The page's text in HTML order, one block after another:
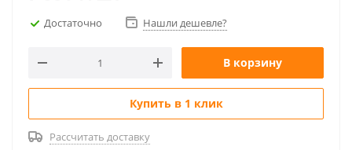
Достаточно Нашли дешевле?
В корзину
Купить в 1 клик
Рассчитать доставку